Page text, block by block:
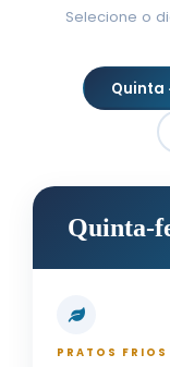
Selecione o
Quinta
Quinta-
PRATOS FRIOS